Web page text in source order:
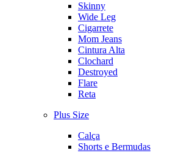
Skinny
Wide Leg
Cigarrete
Mom Jeans
Cintura Alta
Clochard
Destroyed
Flare
Reta
Plus Size
Calça
Shorts e Bermudas